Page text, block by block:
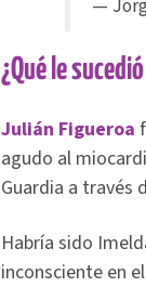
—
¿Qué le
Julián Figueroa
agudo al
Guardia a través
Habría sido
inconsciente en